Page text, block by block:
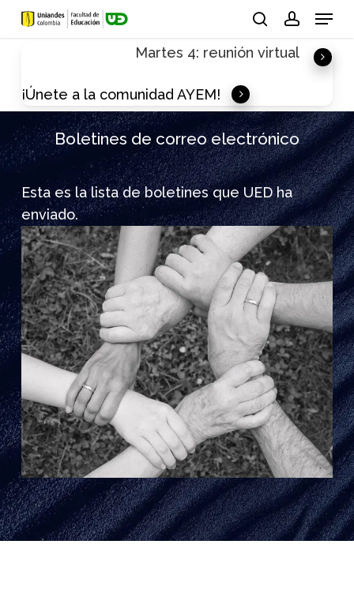
Skip
Menu
Martes 4: reunión virtual
¡Únete a la comunidad AYEM!
Boletines de correo electrónico
Esta es la lista de boletines que UED ha
enviado.